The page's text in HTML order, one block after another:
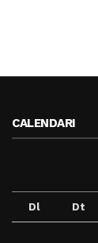
CALENDARI
Dl Dt